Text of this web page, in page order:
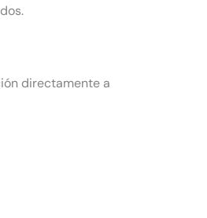
directamente a